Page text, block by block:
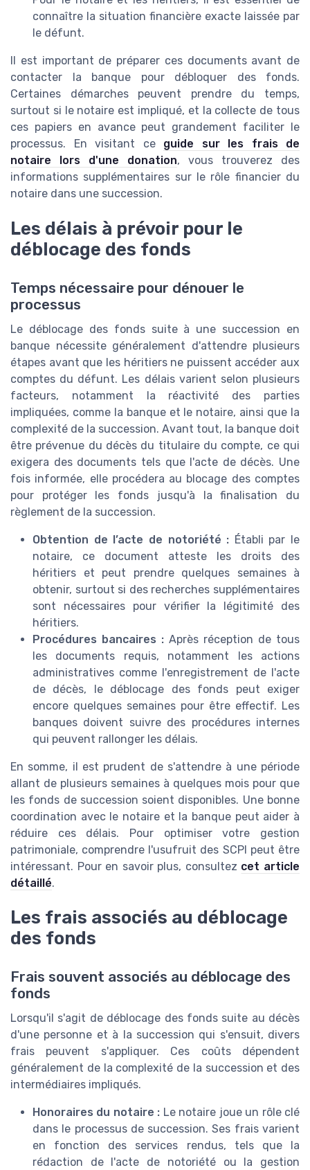
connaître la situation financière exacte laissée par
le défunt.
Il est important de préparer ces documents avant de
contacter la banque pour débloquer des fonds.
Certaines démarches peuvent prendre du temps,
surtout si le notaire est impliqué, et la collecte de tous
ces papiers en avance peut grandement faciliter le
processus. En visitant ce guide sur les frais de
notaire lors d'une donation, vous trouverez des
informations supplémentaires sur le rôle financier du
notaire dans une succession.
Les délais à prévoir pour le
déblocage des fonds
Temps nécessaire pour dénouer le
processus
Le déblocage des fonds suite à une succession en
banque nécessite généralement d'attendre plusieurs
étapes avant que les héritiers ne puissent accéder aux
comptes du défunt. Les délais varient selon plusieurs
facteurs, notamment la réactivité des parties
impliquées, comme la banque et le notaire, ainsi que la
complexité de la succession. Avant tout, la banque doit
être prévenue du décès du titulaire du compte, ce qui
exigera des documents tels que l'acte de décès. Une
fois informée, elle procédera au blocage des comptes
pour protéger les fonds jusqu'à la finalisation du
règlement de la succession.
Obtention de l’acte de notoriété : Établi par le
notaire, ce document atteste les droits des
héritiers et peut prendre quelques semaines à
obtenir, surtout si des recherches supplémentaires
sont nécessaires pour vérifier la légitimité des
héritiers.
Procédures bancaires : Après réception de tous
les documents requis, notamment les actions
administratives comme l'enregistrement de l'acte
de décès, le déblocage des fonds peut exiger
encore quelques semaines pour être effectif. Les
banques doivent suivre des procédures internes
qui peuvent rallonger les délais.
En somme, il est prudent de s'attendre à une période
allant de plusieurs semaines à quelques mois pour que
les fonds de succession soient disponibles. Une bonne
coordination avec le notaire et la banque peut aider à
réduire ces délais. Pour optimiser votre gestion
patrimoniale, comprendre l'usufruit des SCPI peut être
intéressant. Pour en savoir plus, consultez cet article
détaillé.
Les frais associés au déblocage
des fonds
Frais souvent associés au déblocage des
fonds
Lorsqu'il s'agit de déblocage des fonds suite au décès
d'une personne et à la succession qui s'ensuit, divers
frais peuvent s'appliquer. Ces coûts dépendent
généralement de la complexité de la succession et des
intermédiaires impliqués.
Honoraires du notaire : Le notaire joue un rôle clé
dans le processus de succession. Ses frais varient
en fonction des services rendus, tels que la
rédaction de l'acte de notoriété ou la gestion